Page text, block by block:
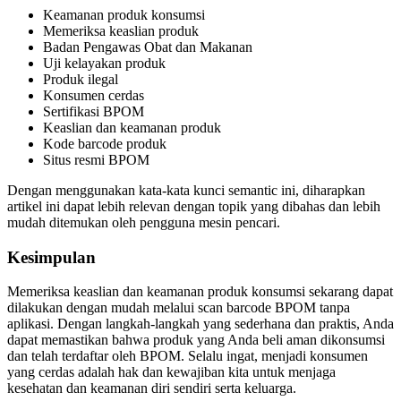
Keamanan produk konsumsi
Memeriksa keaslian produk
Badan Pengawas Obat dan Makanan
Uji kelayakan produk
Produk ilegal
Konsumen cerdas
Sertifikasi BPOM
Keaslian dan keamanan produk
Kode barcode produk
Situs resmi BPOM
Dengan menggunakan kata-kata kunci semantic ini, diharapkan
artikel ini dapat lebih relevan dengan topik yang dibahas dan lebih
mudah ditemukan oleh pengguna mesin pencari.
Kesimpulan
Memeriksa keaslian dan keamanan produk konsumsi sekarang dapat
dilakukan dengan mudah melalui scan barcode BPOM tanpa
aplikasi. Dengan langkah-langkah yang sederhana dan praktis, Anda
dapat memastikan bahwa produk yang Anda beli aman dikonsumsi
dan telah terdaftar oleh BPOM. Selalu ingat, menjadi konsumen
yang cerdas adalah hak dan kewajiban kita untuk menjaga
kesehatan dan keamanan diri sendiri serta keluarga.